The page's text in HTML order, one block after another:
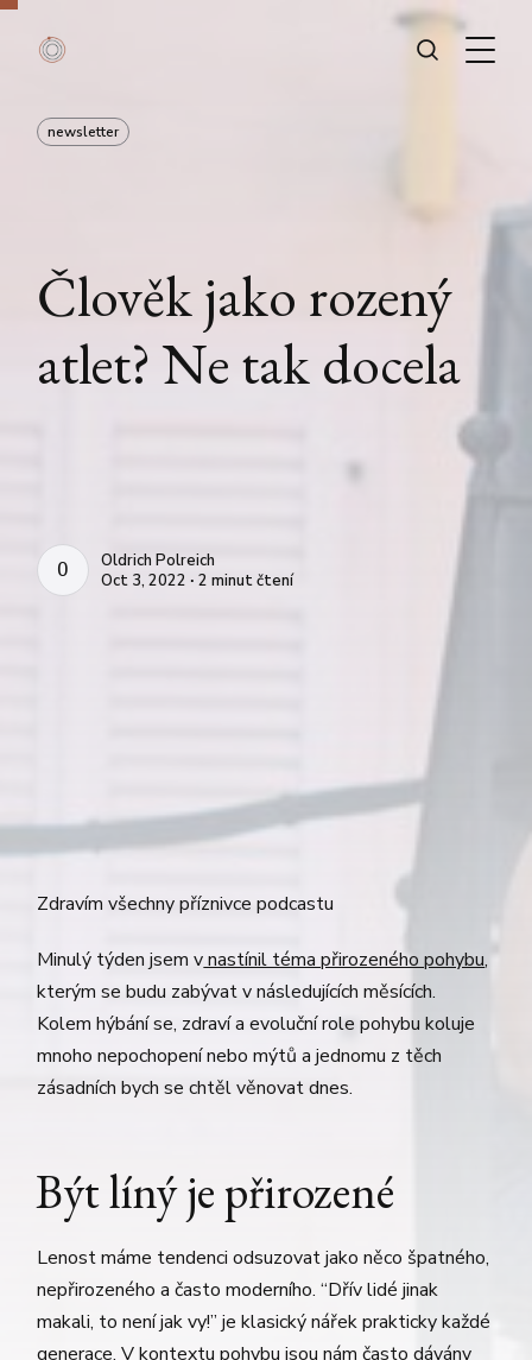
newsletter
Člověk jako rozený
atlet? Ne tak docela
OLDRICH POLREICH
Oldrich Polreich
Oct 3, 2022 ∙ 2 minut čtení
Zdravím všechny příznivce podcastu
Minulý týden jsem vnastínil téma přirozeného pohybu,
kterým se budu zabývat v následujících měsících.
Kolem hýbání se, zdraví a evoluční role pohybu koluje
mnoho nepochopení nebo mýtů a jednomu z těch
zásadních bych se chtěl věnovat dnes.
Být líný je přirozené
Lenost máme tendenci odsuzovat jako něco špatného,
nepřirozeného a často moderního. “Dřív lidé jinak
makali, to není jak vy!” je klasický nářek prakticky každé
generace. V kontextu pohybu jsou nám často dávány